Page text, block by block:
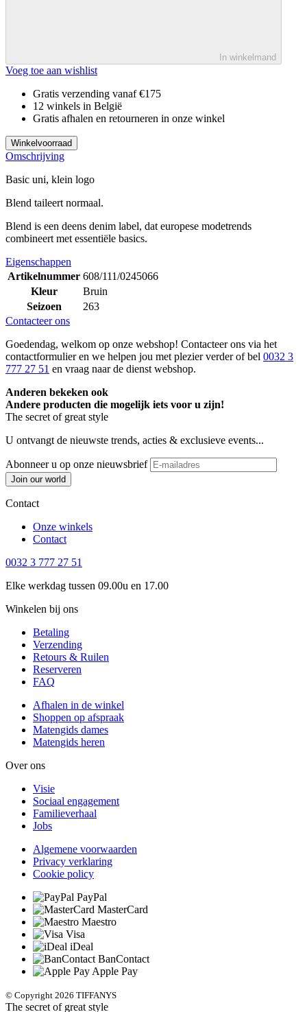
In winkelmand
Voeg toe aan wishlist
Gratis verzending vanaf €175
12 winkels in België
Gratis afhalen en retourneren in onze winkel
Winkelvoorraad
Omschrijving
Basic uni, klein logo
Blend taileert normaal.
Blend is een deens denim label, dat europese modetrends
combineert met essentiële basics.
Eigenschappen
Artikelnummer 608/111/0245066
Kleur
Bruin
Seizoen
263
Contacteer ons
Goedendag, welkom op onze webshop! Contacteer ons via het
contactformulier en we helpen jou met plezier verder of bel 0032 3
777 27 51 en vraag naar de dienst webshop.
Anderen bekeken ook
Andere producten die mogelijk iets voor u zijn!
The secret of great style
U ontvangt de nieuwste trends, acties & exclusieve events...
Abonneer u op onze nieuwsbrief
Join our world
Contact
Onze winkels
Contact
0032 3 777 27 51
Elke werkdag tussen 09.00u en 17.00
Winkelen bij ons
Betaling
Verzending
Retours & Ruilen
Reserveren
FAQ
Afhalen in de winkel
Shoppen op afspraak
Matengids dames
Matengids heren
Over ons
Visie
Sociaal engagement
Familieverhaal
Jobs
Algemene voorwaarden
Privacy verklaring
Cookie policy
PayPal
MasterCard
Maestro
Visa
iDeal
BanContact
Apple Pay
© Copyright 2026 TIFFANYS
The secret of great style